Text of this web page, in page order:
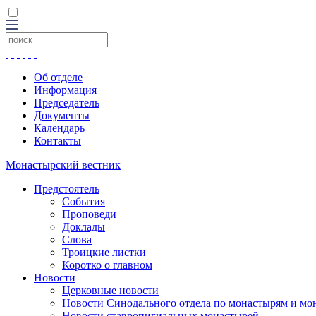
Об отделе
Информация
Председатель
Документы
Календарь
Контакты
Монастырский вестник
Предстоятель
События
Проповеди
Доклады
Слова
Троицкие листки
Коротко о главном
Новости
Церковные новости
Новости Синодального отдела по монастырям и